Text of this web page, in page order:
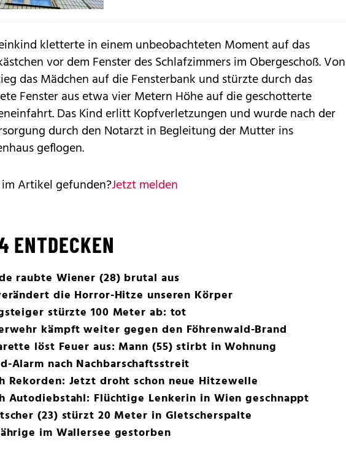
kletterte in einem unbeobachteten Moment auf das
vor dem Fenster des Schlafzimmers im Obergeschoß. Von
das Mädchen auf die Fensterbank und stürzte durch das
Fenster aus etwa vier Metern Höhe auf die geschotterte
Das Kind erlitt Kopfverletzungen und wurde nach der
durch den Notarzt in Begleitung der Mutter ins
geflogen.
Artikel gefunden?Jetzt melden
ENTDECKEN
raubte Wiener (28) brutal aus
die Horror-Hitze unseren Körper
stürzte 100 Meter ab: tot
kämpft weiter gegen den Föhrenwald-Brand
löst Feuer aus: Mann (55) stirbt in Wohnung
Alarm nach Nachbarschaftsstreit
Rekorden: Jetzt droht schon neue Hitzewelle
Autodiebstahl: Flüchtige Lenkerin in Wien geschnappt
(23) stürzt 20 Meter in Gletscherspalte
im Wallersee gestorben